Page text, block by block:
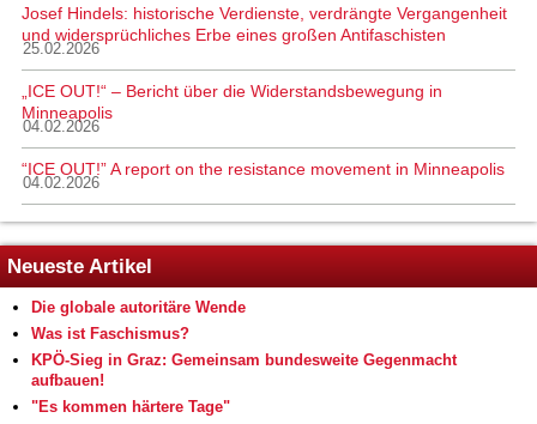
Josef Hindels: historische Verdienste, verdrängte Vergangenheit
und widersprüchliches Erbe eines großen Antifaschisten
25.02.2026
„ICE OUT!“ – Bericht über die Widerstandsbewegung in
Minneapolis
04.02.2026
“ICE OUT!” A report on the resistance movement in Minneapolis
04.02.2026
Neueste Artikel
Die globale autoritäre Wende
Was ist Faschismus?
KPÖ-Sieg in Graz: Gemeinsam bundesweite Gegenmacht
aufbauen!
"Es kommen härtere Tage"